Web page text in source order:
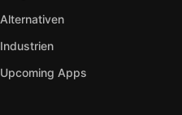
Alternativen
Industrien
Upcoming Apps